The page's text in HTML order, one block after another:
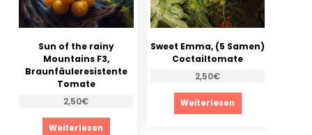
Sun of the rainy
Mountains F3,
Braunfäuleresistente
Tomate
2,50€
Weiterlesen
Sweet Emma, (5 Samen)
Coctailtomate
2,50€
Weiterlesen